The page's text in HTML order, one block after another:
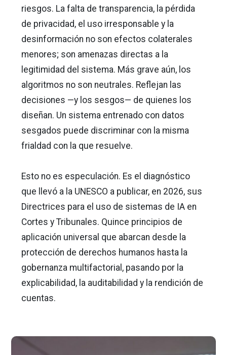
riesgos. La falta de transparencia, la pérdida
de privacidad, el uso irresponsable y la
desinformación no son efectos colaterales
menores; son amenazas directas a la
legitimidad del sistema. Más grave aún, los
algoritmos no son neutrales. Reflejan las
decisiones —y los sesgos— de quienes los
diseñan. Un sistema entrenado con datos
sesgados puede discriminar con la misma
frialdad con la que resuelve.
Esto no es especulación. Es el diagnóstico
que llevó a la UNESCO a publicar, en 2026, sus
Directrices para el uso de sistemas de IA en
Cortes y Tribunales. Quince principios de
aplicación universal que abarcan desde la
protección de derechos humanos hasta la
gobernanza multifactorial, pasando por la
explicabilidad, la auditabilidad y la rendición de
cuentas.